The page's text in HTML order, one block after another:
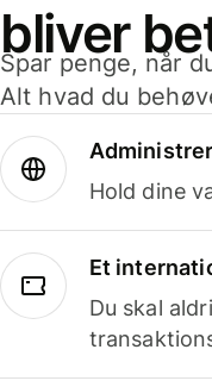
bliver
Spar penge, når
Alt hvad du
Hold dine
Et
Du skal